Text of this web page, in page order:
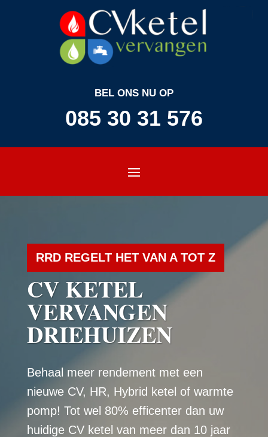
BEL ONS NU OP
085 30 31 576
RRD REGELT HET VAN A TOT Z
CV KETEL
VERVANGEN
DRIEHUIZEN
Behaal meer rendement met een
nieuwe CV, HR, Hybrid ketel of warmte
pomp! Tot wel 80% efficenter dan uw
huidige CV ketel van meer dan 10 jaar